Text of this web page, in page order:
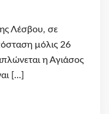
Λέσβου, σε
μόλις 26
η Αγιάσος
[...]